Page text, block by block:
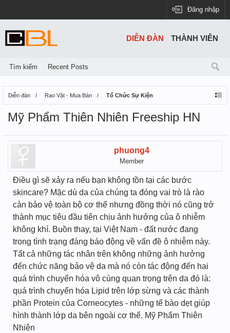
Đăng nhập
Diễn đàn Rao Vặt - Mua Bán Tổ Chức Sự Kiện
Mỹ Phẩm Thiên Nhiên Freeship HN
phuong4
Member
Điều gì sẽ xảy ra nếu bạn không tồn tại các bước
skincare? Mặc dù da của chúng ta đóng vai trò là rào
cản bảo vệ toàn bộ cơ thể nhưng đồng thời nó cũng trở
thành mục tiêu đầu tiên chịu ảnh hưởng của ô nhiễm
không khí. Buồn thay, tại Việt Nam - đất nước đang
trong tình trạng đáng báo động về vấn đề ô nhiễm này.
Tất cả những tác nhân trên không những ảnh hưởng
đến chức năng bảo vệ da mà nó còn tác động đến hai
quá trình chuyển hóa vô cùng quan trọng trên da đó là:
quá trình chuyển hóa Lipid trên lớp sừng và các thành
phần Protein của Corneocytes - những tế bào dẹt giúp
hình thành lớp da bên ngoài cơ thể. Mỹ Phẩm Thiên
Nhiên
DIỄN ĐÀN
Tìm kiếm Recent Posts
THÀNH VIÊN